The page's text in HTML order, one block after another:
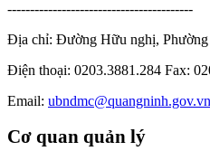
-----------------------------------------
Địa chỉ: Đường Hữu nghị, Phường
Điện thoại: 0203.3881.284 Fax:
Email: ubndmc@quangninh.gov.vn
Cơ quan quản lý